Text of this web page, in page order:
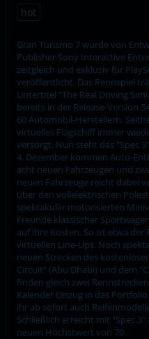
hot
Gran Turismo 7 wurde von
Publisher Sony Interactive
zeitgleich und exklusiv für
veröffentlicht. Das Rennspiel
Untertitel "The Real Driving
bereits in der Release-Version
60 Automobil-Herstellern.
virtuelles Flagschiff immer
versorgt. Nun steht das "Spec
4. Dezember kommen Auto-
acht neuen Fahrzeugen und
neuen Fahrzeuge reicht dabei
über den vollelektrischen
spektakulär motorisierten
Freunde klassischer
auf ihre Kosten. So ist etwa der
virtuellen Line-Ups. Noch
neuen Strecken des
Circuit" (Abu Dhabi) und dem
finden gleich zwei
Kalender Einzug in das
ihr ab sofort auch
Schließlich erreicht mit "Spec
neuen Höchstwert von 70.